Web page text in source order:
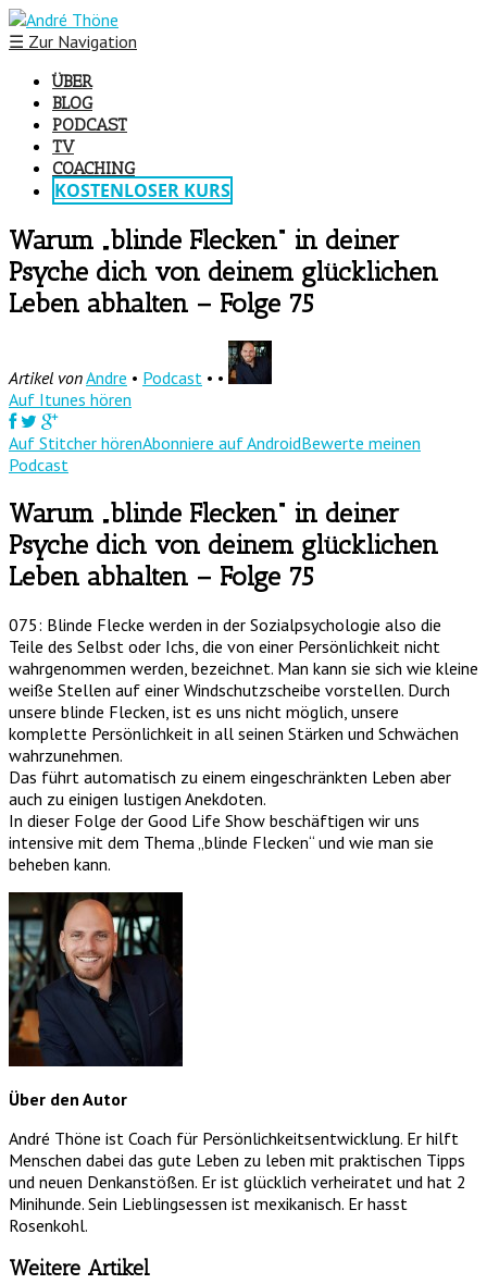
☰ Zur Navigation
ÜBER
BLOG
PODCAST
TV
COACHING
KOSTENLOSER KURS
Warum „blinde Flecken“ in deiner
Psyche dich von deinem glücklichen
Leben abhalten – Folge 75
Artikel vonAndre • Podcast • •
Auf Itunes hören
Auf Stitcher hörenAbonniere auf AndroidBewerte meinen
Podcast
Warum „blinde Flecken“ in deiner
Psyche dich von deinem glücklichen
Leben abhalten – Folge 75
075: Blinde Flecke werden in der Sozialpsychologie also die
Teile des Selbst oder Ichs, die von einer Persönlichkeit nicht
wahrgenommen werden, bezeichnet. Man kann sie sich wie kleine
weiße Stellen auf einer Windschutzscheibe vorstellen. Durch
unsere blinde Flecken, ist es uns nicht möglich, unsere
komplette Persönlichkeit in all seinen Stärken und Schwächen
wahrzunehmen.
Das führt automatisch zu einem eingeschränkten Leben aber
auch zu einigen lustigen Anekdoten.
In dieser Folge der Good Life Show beschäftigen wir uns
intensive mit dem Thema „blinde Flecken“ und wie man sie
beheben kann.
Über den Autor
André Thöne ist Coach für Persönlichkeitsentwicklung. Er hilft
Menschen dabei das gute Leben zu leben mit praktischen Tipps
und neuen Denkanstößen. Er ist glücklich verheiratet und hat 2
Minihunde. Sein Lieblingsessen ist mexikanisch. Er hasst
Rosenkohl.
Weitere Artikel